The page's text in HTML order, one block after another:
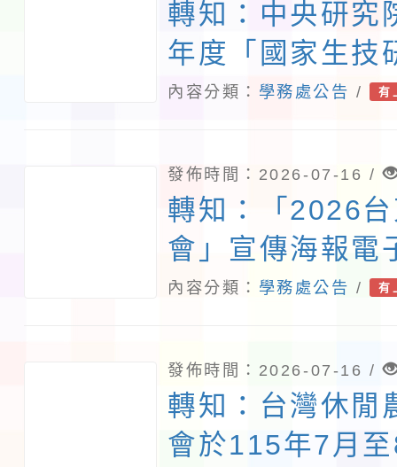
轉知：中央研究
年度「國家生技
境教育中心環境
內容分類： 學務處公告 / 有
發佈時間：2026-07-16 /
轉知：「2026
會」宣傳海報電
介紹
內容分類： 學務處公告 / 有
發佈時間：2026-07-16 /
轉知：台灣休閒
會於115年7月